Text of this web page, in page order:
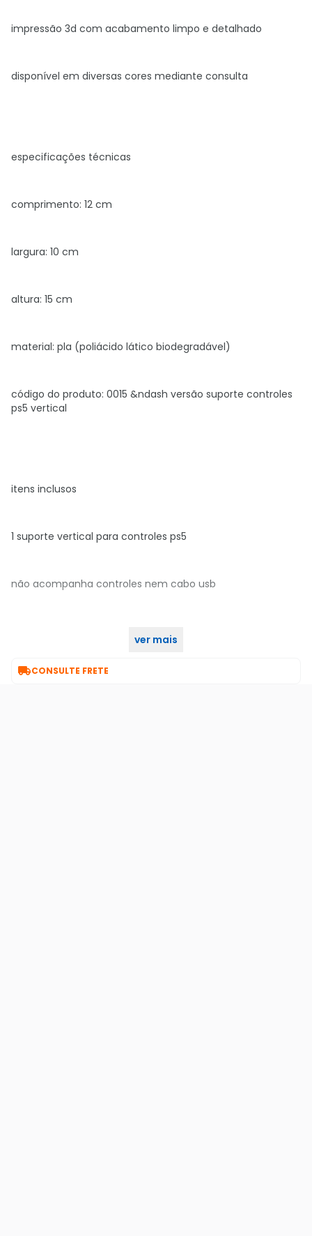
impressão 3d com acabamento limpo e detalhado
disponível em diversas cores mediante consulta
especificações técnicas
comprimento: 12 cm
largura: 10 cm
altura: 15 cm
material: pla (poliácido lático biodegradável)
código do produto: 0015 &ndash versão suporte controles
ps5 vertical
itens inclusos
1 suporte vertical para controles ps5
não acompanha controles nem cabo usb
ver mais
CONSULTE FRETE